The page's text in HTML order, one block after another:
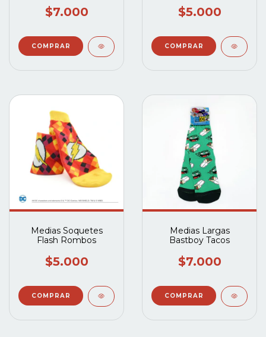
$7.000 $5.000
Medias Soquetes
Flash Rombos
$5.000
Medias Largas
Bastboy Tacos
$7.000